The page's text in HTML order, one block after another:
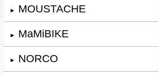
► MOUSTACHE
► MaMiBIKE
► NORCO